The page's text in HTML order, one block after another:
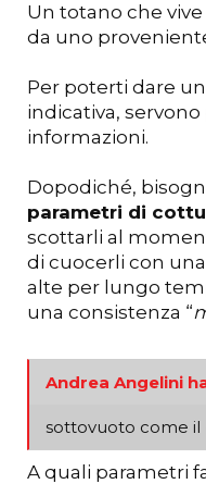
Un totano che
da uno
Per poterti dare
indicativa,
informazioni.
Dopodiché,
parametri di
scottarli al
di cuocerli con una
alte per lungo
una consistenza “
Andrea Angelini
sottovuoto come il
A quali parametri